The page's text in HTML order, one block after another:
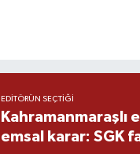
EDITÖRÜN SEÇTIĞI
Kahramanmaraşlı
emsal karar: SGK